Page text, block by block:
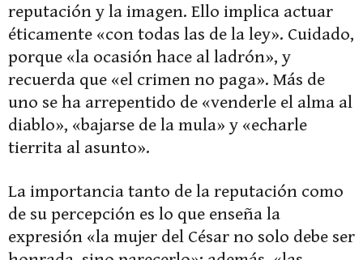
reputación y la imagen. Ello implica actuar
éticamente «con todas las de la ley». Cuidado,
porque «la ocasión hace al ladrón», y
recuerda que «el crimen no paga». Más de
uno se ha arrepentido de «venderle el alma al
diablo», «bajarse de la mula» y «echarle
tierrita al asunto».
La importancia tanto de la reputación como
de su percepción es lo que enseña la
expresión «la mujer del César no solo debe ser